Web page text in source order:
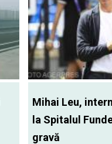
Mihai Leu,
la Spitalul
gravă